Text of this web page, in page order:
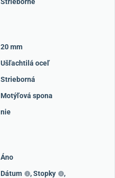
Strieborné
20 mm
Ušľachtilá oceľ
Strieborná
Motýľová spona
nie
Áno
Dátum ,Stopky
,